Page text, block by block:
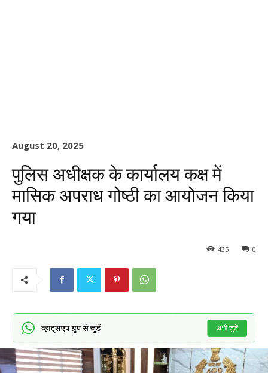
August 20, 2025
पुलिस अधीक्षक के कार्यालय कक्ष में
मासिक अपराध गोष्ठी का आयोजन किया
गया
0
435